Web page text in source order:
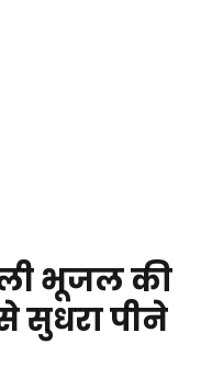
भूजल की
सुधरा पीने